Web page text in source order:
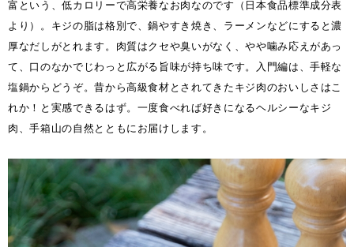
富という、低カロリーで高栄養なお肉なのです（日本食品標準成分表
より）。キジの脂は格別で、鍋やすき焼き、ラーメンなどにすると濃
厚なだしがとれます。肉質はクセや臭いがなく、やや噛み応えがあっ
て、口のなかでじわっと広がる旨味が持ち味です。入門編は、手軽な
塩鍋からどうぞ。昔から高級食材とされてきたキジ肉のおいしさはこ
れか！と実感できるはず。一度食べれば好きになるヘルシーなキジ
肉、手箱山の自然とともにお届けします。